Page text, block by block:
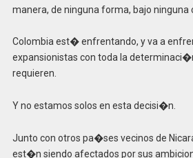
manera, de ninguna forma, bajo ninguna
Colombia est� enfrentando, y va a
expansionistas con toda la
requieren.
Y no estamos solos en esta decisi�n.
Junto con otros pa�ses vecinos de
est�n siendo afectados por sus